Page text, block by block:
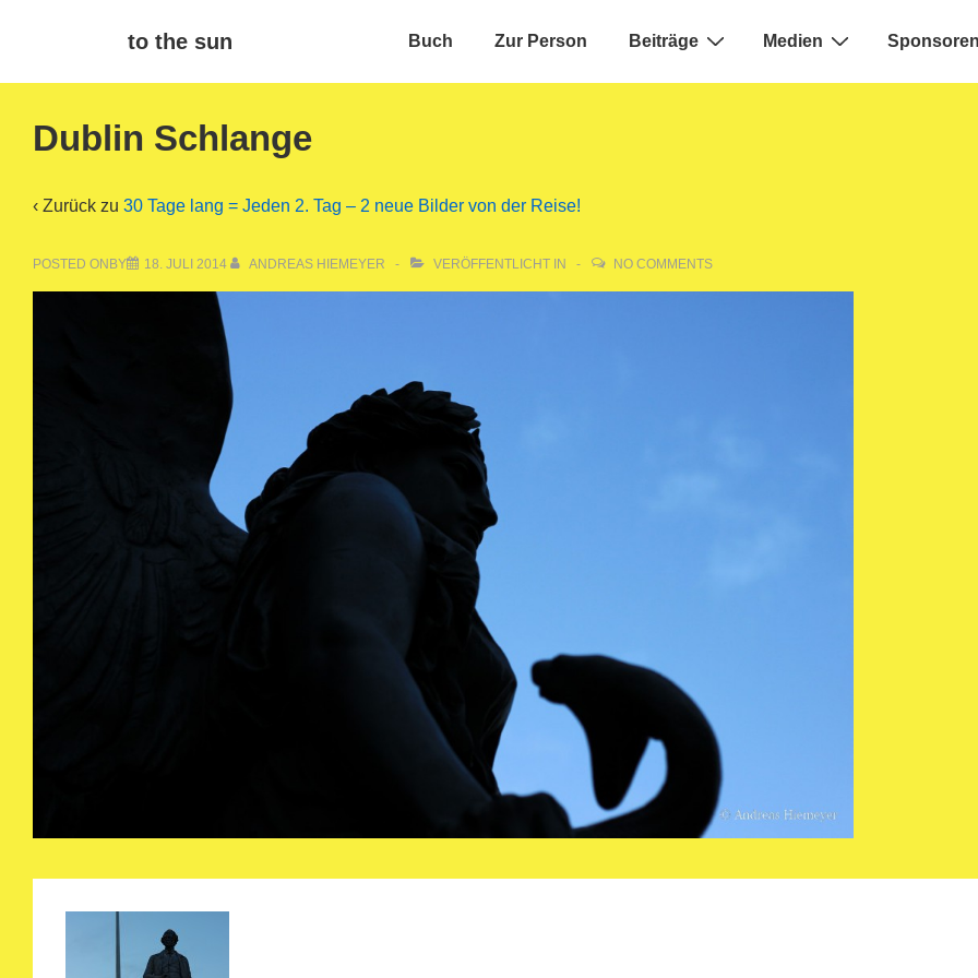
to the sun
Main
Buch Zur Person Beiträge Medien
Dublin Schlange
‹ Zurück zu 30 Tage lang = Jeden 2. Tag – 2 neue Bilder von der Reise!
POSTED ONBY 18. JULI 2014 ANDREAS HIEMEYER VERÖFFENTLICHT IN NO COMMENTS